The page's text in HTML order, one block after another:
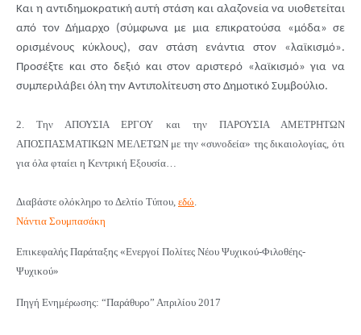
Και η αντιδημοκρατική αυτή στάση και αλαζονεία να υιοθετείται
από τον Δήμαρχο (σύμφωνα με μια επικρατούσα «μόδα» σε
ορισμένους κύκλους), σαν στάση ενάντια στον «λαϊκισμό».
Προσέξτε και στο δεξιό και στον αριστερό «λαϊκισμό» για να
συμπεριλάβει όλη την Αντιπολίτευση στο Δημοτικό Συμβούλιο.
2. Την ΑΠΟΥΣΙΑ ΕΡΓΟΥ και την ΠΑΡΟΥΣΙΑ ΑΜΕΤΡΗΤΩΝ
ΑΠΟΣΠΑΣΜΑΤΙΚΩΝ ΜΕΛΕΤΩΝ με την «συνοδεία» της δικαιολογίας, ότι
για όλα φταίει η Κεντρική Εξουσία…
Διαβάστε ολόκληρο το Δελτίο Τύπου, εδώ
Νάντια Σουμπασάκη
Επικεφαλής Παράταξης «Ενεργοί Πολίτες Νέου Ψυχικού-Φιλοθέης-
Ψυχικού»
Πηγή Ενημέρωσης: “Παράθυρο” Απριλίου 2017